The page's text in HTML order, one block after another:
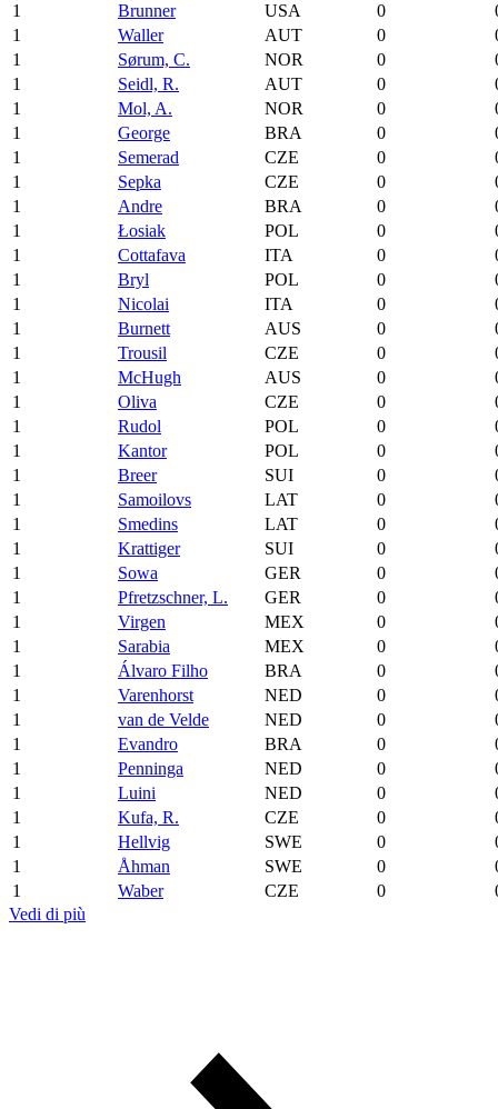
1
Brunner USA 0
1
Waller AUT 0
1
Sørum, C. NOR 0
1
Seidl, R. AUT 0
1
Mol, A. NOR 0
1
George BRA 0
1
Semerad CZE 0
1
Sepka CZE 0
1
Andre BRA 0
1
Łosiak POL 0
1
Cottafava ITA 0
1
Bryl POL 0
1
Nicolai ITA 0
1
Burnett AUS 0
1
Trousil CZE 0
1
McHugh AUS 0
1
Oliva CZE 0
1
Rudol POL 0
1
Kantor POL 0
1
Breer SUI 0
1
Samoilovs LAT 0
1
Smedins LAT 0
1
Krattiger SUI 0
1
Sowa GER 0
1
Pfretzschner, L. GER 0
1
Virgen MEX 0
1
Sarabia MEX 0
1
Álvaro Filho BRA 0
1
Varenhorst NED 0
1
van de Velde NED 0
1
Evandro BRA 0
1
Penninga NED 0
1
Luini NED 0
1
Kufa, R. CZE 0
1
Hellvig SWE 0
1
Åhman SWE 0
1
Waber CZE 0
Vedi di più